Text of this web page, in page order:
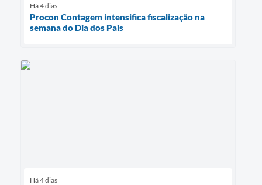
Há 4 dias
Procon Contagem intensifica fiscalização na
semana do Dia dos Pais
Há 4 dias